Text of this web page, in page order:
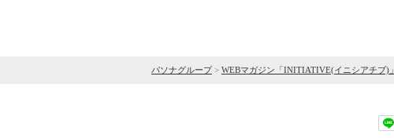
パソナグループ> WEBマガジン「INITIATIVE(イニシアチブ)」